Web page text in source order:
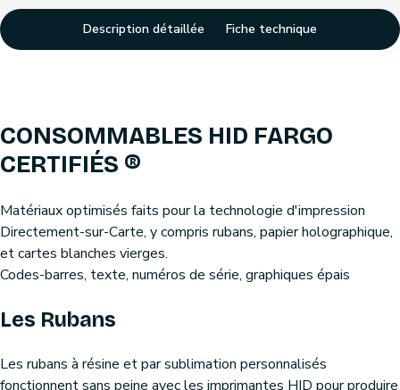
Description détaillée Fiche technique
CONSOMMABLES HID FARGO
CERTIFIÉS ®
Matériaux optimisés faits pour la technologie d'impression
Directement-sur-Carte, y compris rubans, papier holographique,
et cartes blanches vierges.
Codes-barres, texte, numéros de série, graphiques épais
Les Rubans
Les rubans à résine et par sublimation personnalisés
fonctionnent sans peine avec les imprimantes HID pour produire